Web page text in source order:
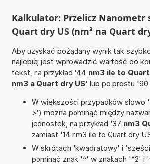
Kalkulator: Przelicz Nanometr
Quart dry US (nm³ na Quart
Aby uzyskać pożądany wynik tak
najlepiej jest wprowadzić wartość do
tekst, na przykład '44 nm3 ile to
nm3 a Quart dry US' lub po prostu '90
W większości przypadków
>') można pominąć między
jednostek, na przykład '37 nm3
zamiast '14 nm3 ile to Quart dry
W skrótach 'kwadratowy' i
pominąć znak '^' w znakach '^2' i